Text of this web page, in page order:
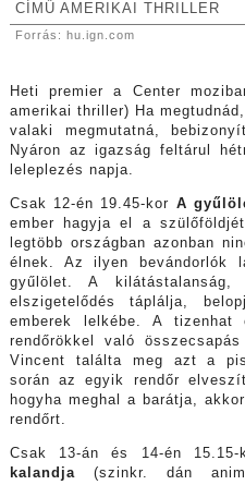
CÍMŰ AMERIKAI THRILLER
Forrás: hu.ign.com
Heti premier a Center
amerikai thriller) Ha
valaki megmutatná,
Nyáron az igazság feltárul
leleplezés napja.
Csak 12-én 19.45-kor A
ember hagyja el a
legtöbb országban azonban
élnek. Az ilyen bevándorlók
gyűlölet. A
elszigetelődés táplálja,
emberek lelkébe. A
rendőrökkel való
Vincent találta meg azt a
során az egyik rendőr
hogyha meghal a barátja,
rendőrt.
Csak 13-án és 14-én 15.15-
kalandja (szinkr. dán